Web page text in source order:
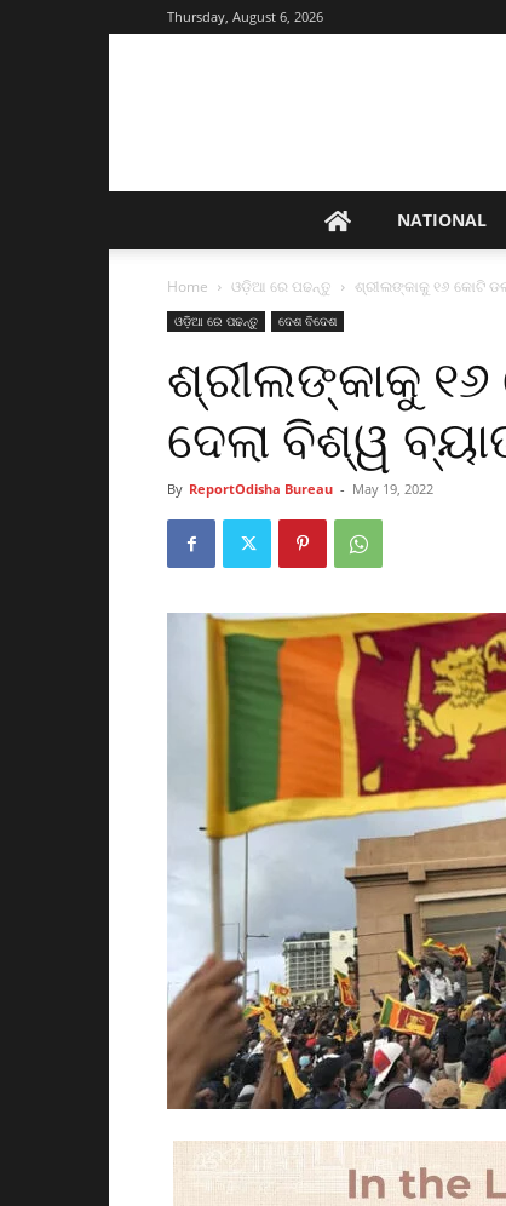
Thursday, August 6, 2026
NATIONAL
Home ଓଡ଼ିଆ ରେ ପଢନ୍ତୁ ଶ୍ରୀଲଙ୍କାକୁ ୧୬ କୋଟି
ଓଡ଼ିଆ ରେ ପଢନ୍ତୁ ଦେଶ ବିଦେଶ
ଶ୍ରୀଲଙ୍କାକୁ ୧୬
ଦେଲା ବିଶ୍ୱ
By ReportOdisha Bureau - May 19, 2022